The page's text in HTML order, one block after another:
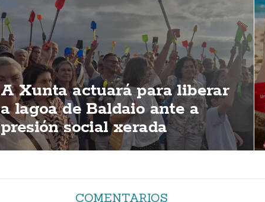
A Xunta actuará para liberar
a lagoa de Baldaio ante a
presión social xerada
COMENTARIOS